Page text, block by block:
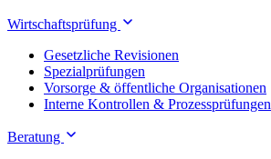
Wirtschaftsprüfung
Gesetzliche Revisionen
Spezialprüfungen
Vorsorge & öffentliche Organisationen
Interne Kontrollen & Prozessprüfungen
Beratung